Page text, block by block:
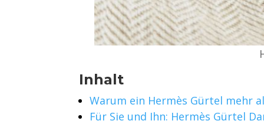
Inhalt
Warum ein Hermès Gürtel mehr
Für Sie und Ihn: Hermès Gürtel